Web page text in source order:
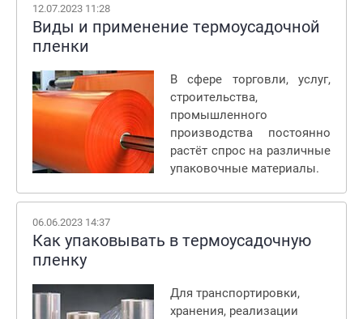
12.07.2023 11:28
Виды и применение термоусадочной
пленки
В сфере торговли, услуг,
строительства,
промышленного
производства постоянно
растёт спрос на различные
упаковочные материалы.
06.06.2023 14:37
Как упаковывать в термоусадочную
пленку
Для транспортировки,
хранения, реализации